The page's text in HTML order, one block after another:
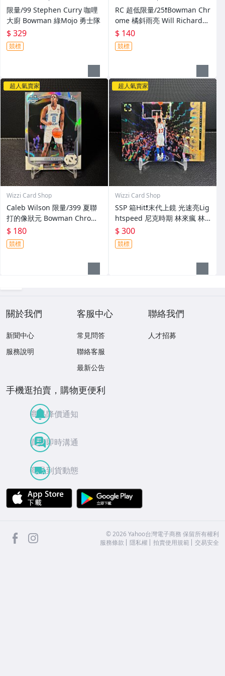
限量/99 Stephen Curry 咖哩
大廚 Bowman 綠Mojo 勇士隊
$ 329
競標
RC 超低限量/25❗️Bowman Chr
ome 橘斜雨亮 Will Richard
勇士隊
$ 140
競標
超人氣賣家
Wizzi Card Shop
Caleb Wilson 限量/399 夏聯
打的像狀元 Bowman Chrome
1st 四皇之一 未來無可限量 公
牛隊 北卡
$ 180
競標
超人氣賣家
Wizzi Card Shop
SSP 箱Hit❗️末代上鏡 光速亮Lig
htspeed 尼克時期 林來瘋 林
書豪 Jeremy Lin
$ 300
競標
關於我們
新聞中心
服務說明
客服中心
常見問答
聯絡客服
最新公告
聯絡我們
人才招募
手機逛拍賣，購物更便利
商品降價通知
買賣即時溝通
商品到貨動態
APP Store
facebook ©2026 Yahoo台灣電子商務 保留所有權利
服務條款
隱私權 拍賣使用規範 交易安全